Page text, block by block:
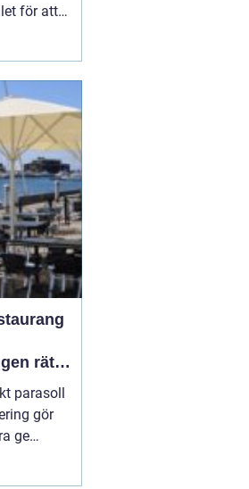
för att
i en
om
dag och
rätt
parasoll
gör
ge
hur
stannar,